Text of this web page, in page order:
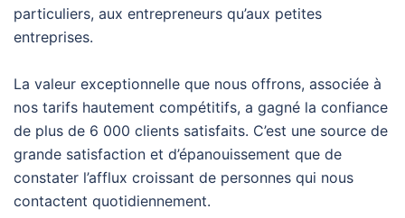
particuliers, aux entrepreneurs qu’aux petites
entreprises.
La valeur exceptionnelle que nous offrons, associée à
nos tarifs hautement compétitifs, a gagné la confiance
de plus de 6 000 clients satisfaits. C’est une source de
grande satisfaction et d’épanouissement que de
constater l’afflux croissant de personnes qui nous
contactent quotidiennement.